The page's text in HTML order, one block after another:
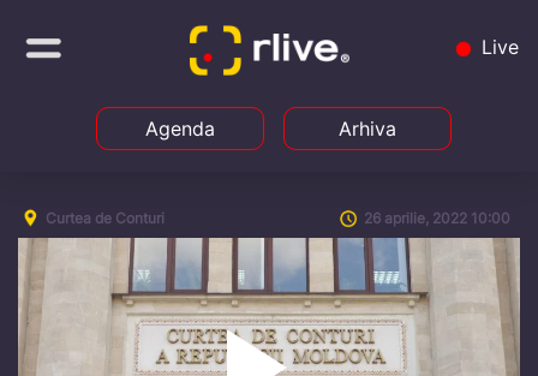
Live
Agenda Arhiva
Curtea de Conturi 26 aprilie, 2022 10:00